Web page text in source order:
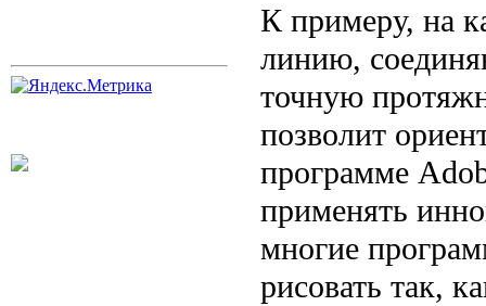
К примеру, на
линию,
точную
позволит
программе
применять
многие
рисовать так,